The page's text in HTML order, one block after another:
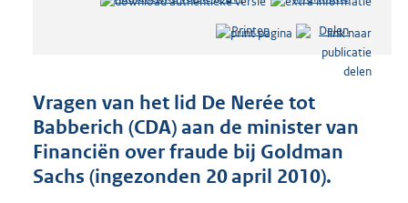
s
n
d
s
g
r
o
Printen Delen
Vragen van het lid De Nerée tot
Babberich (CDA) aan de minister van
Financiën over fraude bij Goldman
Sachs (ingezonden 20 april 2010).